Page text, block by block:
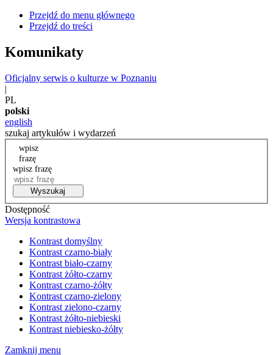
Przejdź do menu głównego
Przejdź do treści
Komunikaty
Oficjalny serwis o kulturze w Poznaniu
|
PL
polski
english
szukaj artykułów i wydarzeń
wpisz
frazę
wpisz frazę
Wyszukaj
Dostępność
Wersja kontrastowa
Kontrast domyślny
Kontrast czarno-biały
Kontrast biało-czarny
Kontrast żółto-czarny
Kontrast czarno-żółty
Kontrast czarno-zielony
Kontrast zielono-czarny
Kontrast żółto-niebieski
Kontrast niebiesko-żółty
Zamknij menu